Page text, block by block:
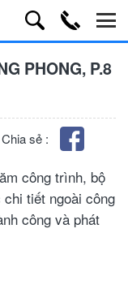
PHONG, P.8
Chia sẻ :
công trình, bộ
tiết ngoài công
công và phát